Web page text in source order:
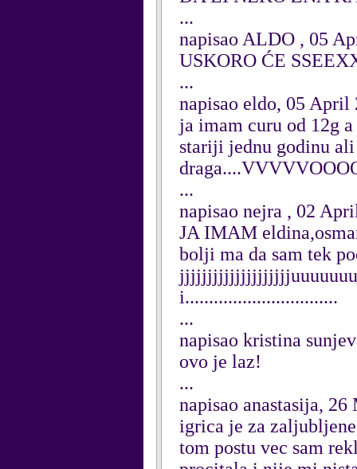
...
napisao ALDO , 05
USKORO ĆE
...
napisao eldo, 05 April
ja imam curu od 12g
stariji jednu godinu
...
napisao nejra , 02
JA IMAM
bolji ma da sam tek
i................................
...
napisao kristina
ovo je laz!
...
napisao anastasija, 26
igrica je za
tom postu vec sam